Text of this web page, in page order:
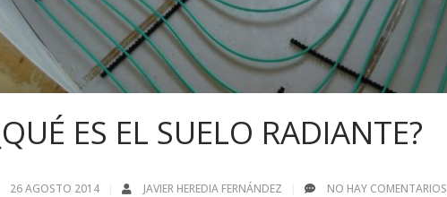
ES EL SUELO RADIANTE?
26 AGOSTO 2014 JAVIER HEREDIA FERNÁNDEZ NO HAY COMENTARIOS